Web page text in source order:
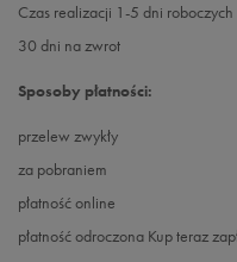
Czas realizacji 1-5 dni roboczych
30 dni na zwrot
Sposoby płatności:
przelew zwykły
za pobraniem
płatność online
płatność odroczona Kup teraz